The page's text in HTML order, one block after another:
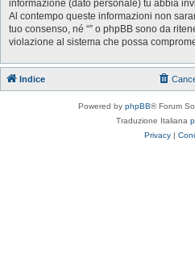
informazione (dato personale) tu abbia
Al contempo queste informazioni non
tuo consenso, né “” o phpBB sono da
violazione al sistema che possa
Indice
Powered by phpBB® Forum
Traduzione Italiana
Privacy |